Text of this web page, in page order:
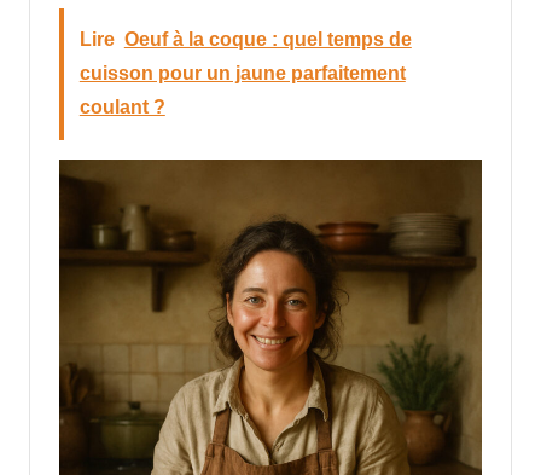
Lire Oeuf à la coque : quel temps de
cuisson pour un jaune parfaitement
coulant ?